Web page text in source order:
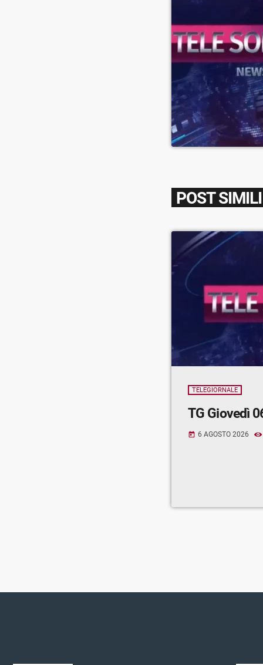
POST SIMILI
TELEGIORNALE
TG Giovedì
today 6 AGOSTO 2026